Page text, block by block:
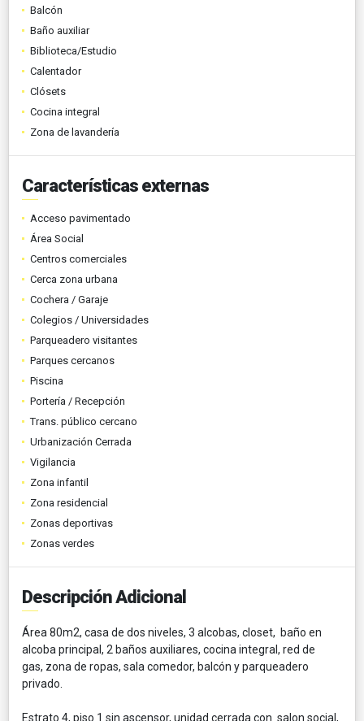
Balcón
Baño auxiliar
Biblioteca/Estudio
Calentador
Clósets
Cocina integral
Zona de lavandería
Características externas
Acceso pavimentado
Área Social
Centros comerciales
Cerca zona urbana
Cochera / Garaje
Colegios / Universidades
Parqueadero visitantes
Parques cercanos
Piscina
Portería / Recepción
Trans. público cercano
Urbanización Cerrada
Vigilancia
Zona infantil
Zona residencial
Zonas deportivas
Zonas verdes
Descripción Adicional
Área 80m2, casa de dos niveles, 3 alcobas, closet, baño en
alcoba principal, 2 baños auxiliares, cocina integral, red de
gas, zona de ropas, sala comedor, balcón y parqueadero
privado.
Estrato 4, piso 1 sin ascensor, unidad cerrada con salon social,